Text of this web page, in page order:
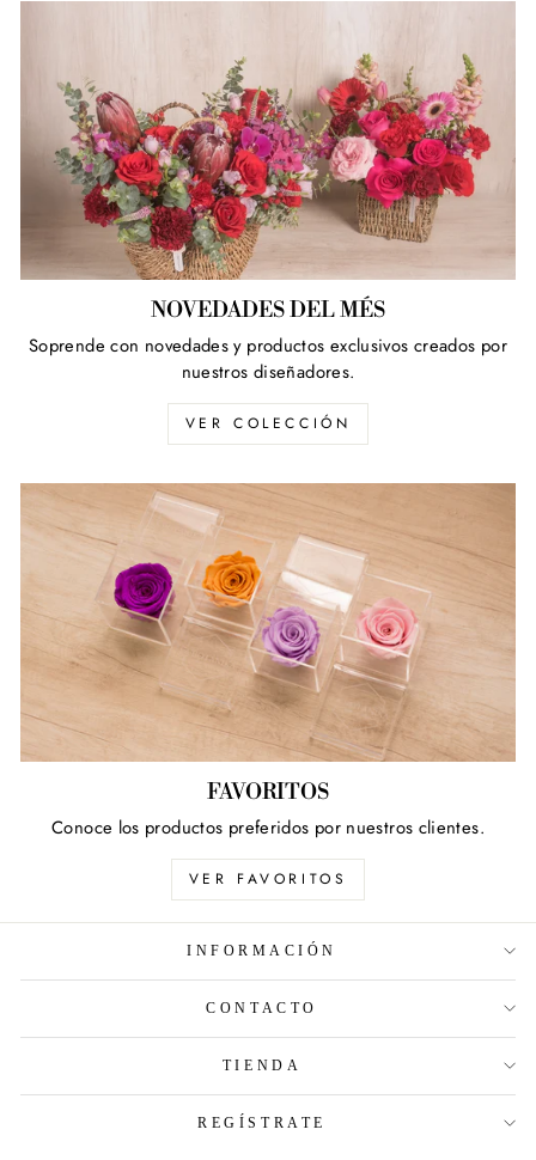
NOVEDADES DEL MÉS
Soprende con novedades y productos exclusivos creados por
nuestros diseñadores.
VER COLECCIÓN
FAVORITOS
Conoce los productos preferidos por nuestros clientes.
VER FAVORITOS
INFORMACIÓN
CONTACTO
TIENDA
REGÍSTRATE